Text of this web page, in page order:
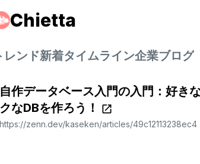
Chietta
レンド新着タイムライン企業ブログ
自作データベース入門の入門：好き
クなDBを作ろう！
https://zenn.dev/kaseken/articles/49c12113238ec4